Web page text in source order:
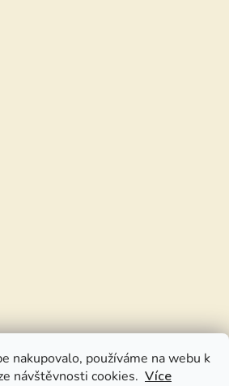
nakupovalo, používáme na webu k
návštěvnosti cookies. Více